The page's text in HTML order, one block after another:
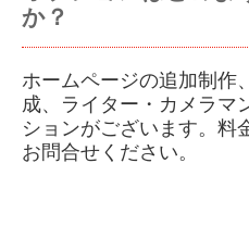
か？
ホームページの追加制作
成、ライター・カメラマ
ションがございます。料
お問合せください。